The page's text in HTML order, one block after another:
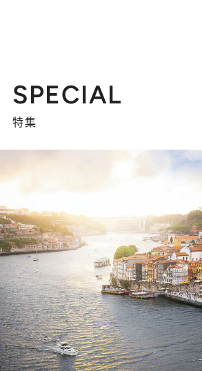
SPECIAL
特集